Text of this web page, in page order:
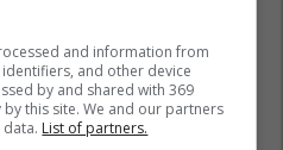
and information from
and other device
by and shared with 369
this site. We and our partners
List of partners.